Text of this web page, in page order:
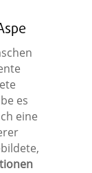
es
eine